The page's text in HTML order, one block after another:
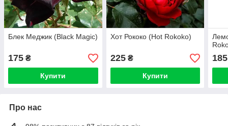
Блек Меджик (Black Magic)
175 ₴
Купити
Хот Рококо (Hot Rokoko)
225₴
Купити
185
Про нас